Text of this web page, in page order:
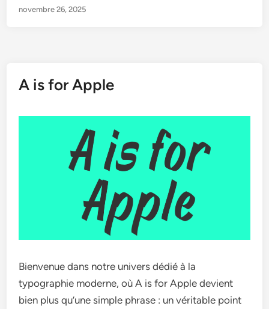
novembre 26, 2025
A is for Apple
Bienvenue dans notre univers dédié à la
typographie moderne, où A is for Apple devient
bien plus qu’une simple phrase : un véritable point